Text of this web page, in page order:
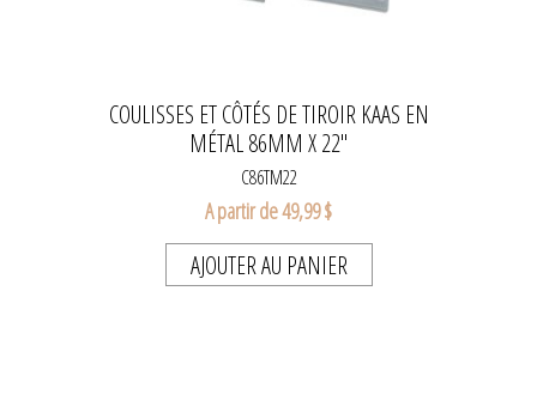
COULISSES ET CÔTÉS DE TIROIR KAAS EN
MÉTAL 86MM X 22''
C86TM22
A partir de 49,99 $
AJOUTER AU PANIER